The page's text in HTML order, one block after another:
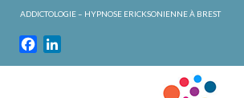
ADDICTOLOGIE – HYPNOSE ERICKSONIENNE À BREST
Facebook